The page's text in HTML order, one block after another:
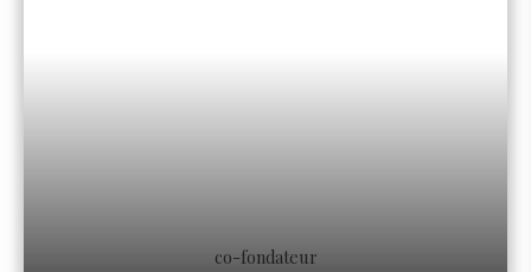
co-fondateur